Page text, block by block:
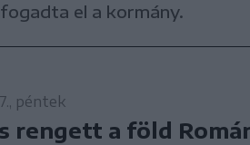
el a kormány.
péntek
rengett a föld